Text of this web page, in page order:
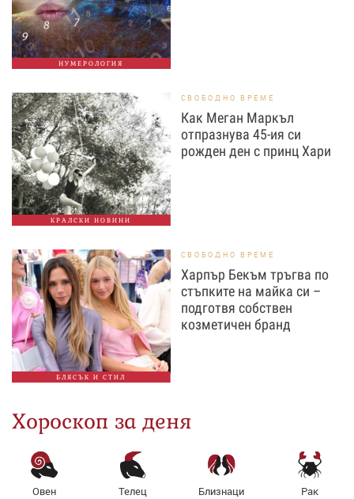
НУМЕРОЛОГИЯ
КРАЛСКИ НОВИНИ
СВОБОДНО ВРЕМЕ
Как Меган Маркъл
отпразнува 45-ия си
рожден ден с принц Хари
БЛЯСЪК И СТИЛ
СВОБОДНО ВРЕМЕ
Харпър Бекъм тръгва по
стъпките на майка си –
подготвя собствен
козметичен бранд
Хороскоп за деня
Овен Телец Близнаци Рак